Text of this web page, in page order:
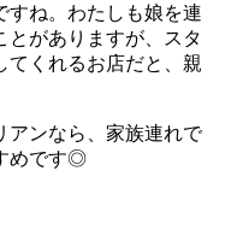
すね。わたしも娘を連
とがありますが、スタ
てくれるお店だと、親
アンなら、家族連れで
めです◎